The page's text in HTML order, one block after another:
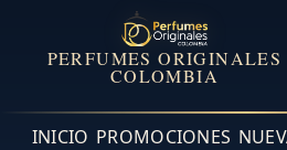
PERFUMES ORIGINALES
COLOMBIA
INICIO PROMOCIONES